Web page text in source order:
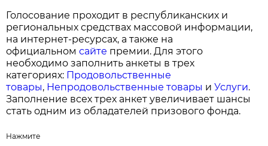
Голосование проходит в республиканских и
региональных средствах массовой информации,
на интернет-ресурсах, а также на
официальномсайте премии. Для этого
необходимо заполнить анкеты в трех
категориях: Продовольственные
товары, Непродовольственные товары иУслуги.
Заполнение всех трех анкет увеличивает шансы
стать одним из обладателей призового фонда.
Нажмите